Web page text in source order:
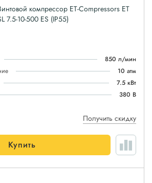
компрессор ET-Compressors ET
7.5-10-500 ES (IP55)
850 л/мин
10 атм
7.5 кВт
380 В
Получить скидку
Купить